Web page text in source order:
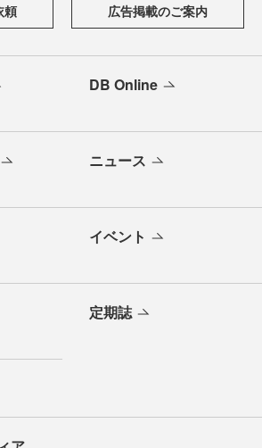
頼 広告掲載のご案内
DB Online
ニュース
イベント
定期誌